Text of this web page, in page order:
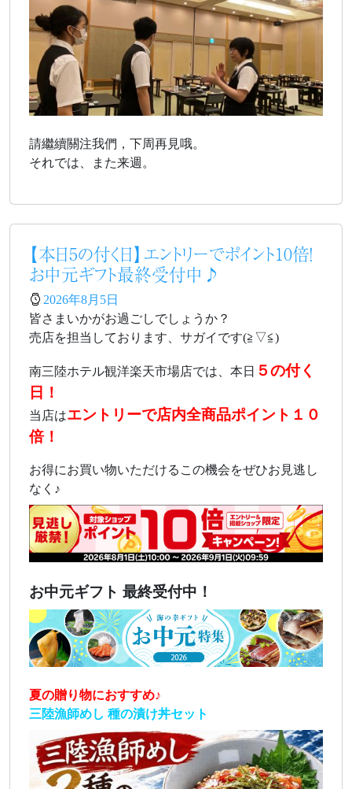
請繼續關注我們，下周再見哦。
それでは、また来週。
【本日5の付く日】エントリーでポイント10倍！
お中元ギフト最終受付中♪
2026年8月5日
皆さまいかがお過ごしでしょうか？
売店を担当しております、サガイです(≧▽≦)
南三陸ホテル観洋楽天市場店では、本日 ５の付く
日！
当店はエントリーで店内全商品ポイント１０
倍！
お得にお買い物いただけるこの機会をぜひお見逃し
なく♪
お中元ギフト 最終受付中！
夏の贈り物におすすめ♪
三陸漁師めし 種の漬け丼セット